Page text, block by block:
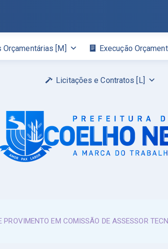
Orçamentárias [M] Execução
Licitações e Contratos [L]
EM COMISSÃO DE ASSESSOR